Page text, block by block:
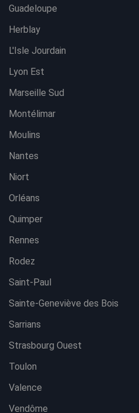
Guadeloupe
Herblay
L'Isle Jourdain
Lyon Est
Marseille Sud
Montélimar
Moulins
Nantes
Niort
Orléans
Quimper
Rennes
Rodez
Saint-Paul
Sainte-Geneviève des Bois
Sarrians
Strasbourg Ouest
Toulon
Valence
Vendôme